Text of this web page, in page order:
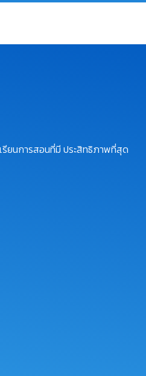
รียนการสอนที่มี ประสิทธิภาพที่สุด